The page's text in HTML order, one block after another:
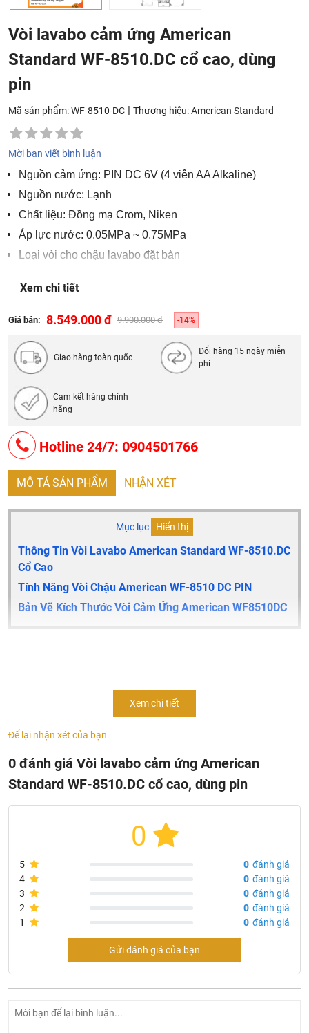
Vòi lavabo cảm ứng American
Standard WF-8510.DC cổ cao, dùng
pin
Mã sản phẩm: WF-8510-DC | Thương hiệu:American Standard
Mời bạn viết bình luận
Nguồn cảm ứng: PIN DC 6V (4 viên AA Alkaline)
Nguồn nước: Lạnh
Chất liệu: Đồng mạ Crom, Niken
Áp lực nước: 0.05MPa ~ 0.75MPa
Loại vòi cho chậu lavabo đặt bàn
bảo hành 2 năm
Xem chi tiết
Giá bán: 8.549.000 đ 9.900.000 đ -14%
Giao hàng toàn quốc
Đổi hàng 15 ngày miễn
phí
Cam kết hàng chính
hãng
Hotline 24/7: 0904501766
MÔ TẢ SẢN PHẨM NHẬN XÉT
Mục lục Hiển thị
Thông Tin Vòi Lavabo American Standard WF-8510.DC
Cổ Cao
Tính Năng Vòi Chậu American WF-8510 DC PIN
Bản Vẽ Kích Thước Vòi Cảm Ứng American WF8510DC
Vòi chậu lavabo American standard WF-8510.DC cảm
Nguồn cảm ứng: PIN DC 6V (4 viên AA Alkaline)
Nguồn nước: Lạnh
Chất liệu: Đồng mạ Crom, Niken
Tính năng vòi chậu American WF-8510 DC PIN
Vòi lạnh cho chậu lavabo
Thiết kế hiện đại, tinh tế
Lớp mạ bền vững sau nhiều năm
Hãng sản xuất: American standard
Công nghệ sản xuất: Mỹ
Xem chi tiết
Để lại nhận xét của bạn
0 đánh giá Vòi lavabo cảm ứng American
Standard WF-8510.DC cổ cao, dùng pin
0
5 0 đánh giá
4
0 đánh giá
3
0 đánh giá
2
0 đánh giá
1
0 đánh giá
Gửi đánh giá của bạn